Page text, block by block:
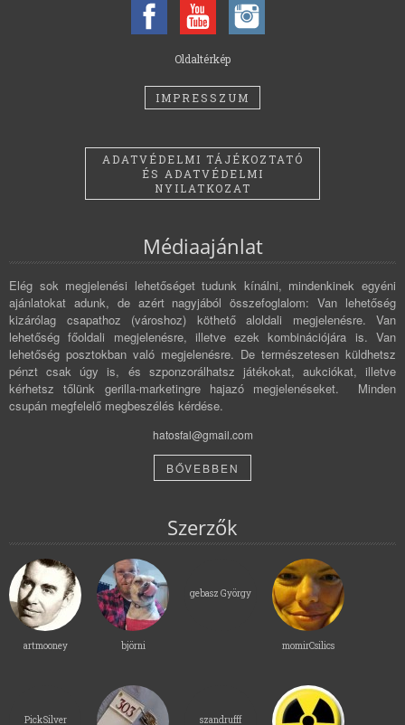
Oldaltérkép
IMPRESSZUM
ADATVÉDELMI TÁJÉKOZTATÓ
ÉS ADATVÉDELMI
NYILATKOZAT
Médiaajánlat
Elég sok megjelenési lehetőséget tudunk kínálni, mindenkinek egyéni
ajánlatokat adunk, de azért nagyjából összefoglalom: Van lehetőség
kizárólag csapathoz (városhoz) köthető aloldali megjelenésre. Van
lehetőség főoldali megjelenésre, illetve ezek kombinációjára is. Van
lehetőség posztokban való megjelenésre. De természetesen küldhetsz
pénzt csak úgy is, és szponzorálhatsz játékokat, aukciókat, illetve
kérhetsz tőlünk gerilla-marketingre hajazó megjelenéseket. Minden
csupán megfelelő megbeszélés kérdése.
hatosfal@gmail.com
BŐVEBBEN
Szerzők
artmooney björni
gebasz György
momirCsilics
PickSilver szandrufff